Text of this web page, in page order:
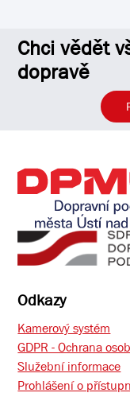
Chci vědět
dopravě
Odkazy
Kamerový systém
GDPR - Ochrana
Služební informace
Prohlášení o